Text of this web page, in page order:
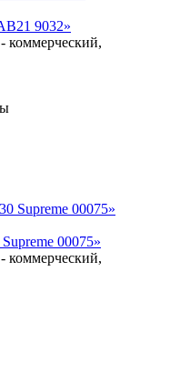
9032»
коммерческий,
00075»
коммерческий,